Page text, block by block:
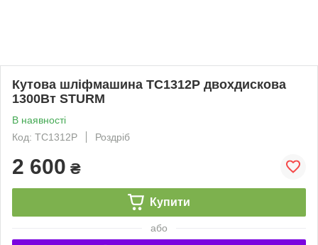
Кутова шліфмашина ТС1312Р двохдискова
1300Вт STURM
В наявності
Код: ТС1312Р
Роздріб
2 600 ₴
Купити
або